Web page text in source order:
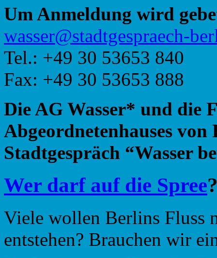
Um Anmeldung wird
ed.nilreb-
@ressaw
Tel.: +49 30 53653 840
Fax: +49 30 53653 888
Die AG Wasser* und die
Abgeordnetenhauses
Stadtgespräch “Wasser
Wer darf auf die Spree
Viele wollen Berlins Fluss
entstehen? Brauchen wir